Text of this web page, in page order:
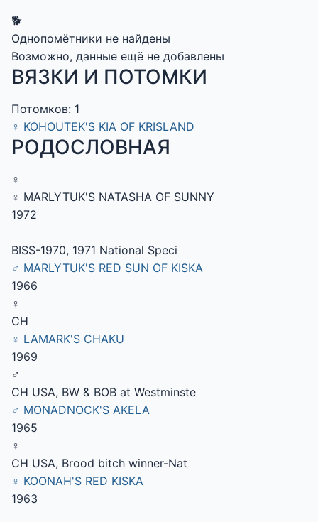
🐕
Однопомётники не найдены
Возможно, данные ещё не добавлены
ВЯЗКИ И ПОТОМКИ
Потомков: 1
♀ KOHOUTEK'S KIA OF KRISLAND
РОДОСЛОВНАЯ
♀
♀ MARLYTUK'S NATASHA OF SUNNY
1972
BISS-1970, 1971 National Speci
♂ MARLYTUK'S RED SUN OF KISKA
1966
♀
CH
♀ LAMARK'S CHAKU
1969
♂
CH USA, BW & BOB at Westminste
♂ MONADNOCK'S AKELA
1965
♀
CH USA, Brood bitch winner-Nat
♀ KOONAH'S RED KISKA
1963